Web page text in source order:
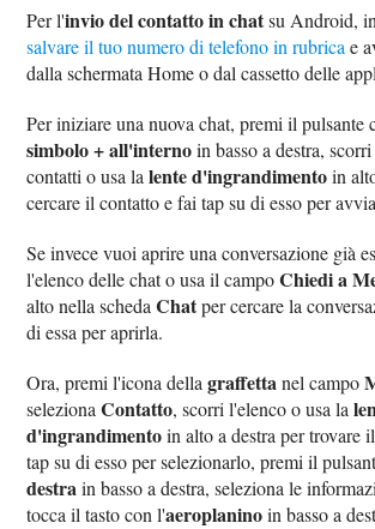
Per l'invio del contatto in chatsu Android,
salvare il tuo numero di telefono in rubrica e
dalla schermata Home o dal cassetto delle
Per iniziare una nuova chat, premi il pulsante
simbolo + all'internoin basso a destra,
contatti o usa lalente d'ingrandimentoin
cercare il contatto e fai tap su di esso per
Se invece vuoi aprire una conversazione già
l'elenco delle chat o usa il campoChiedi a
alto nella schedaChatper cercare la
di essa per aprirla.
Ora, premi l'icona dellagraffettanel campo
selezionaContatto, scorri l'elenco o usa la
d'ingrandimentoin alto a destra per trovare
tap su di esso per selezionarlo, premi il
destrain basso a destra, seleziona le
tocca il tasto con l'aeroplaninoin basso a